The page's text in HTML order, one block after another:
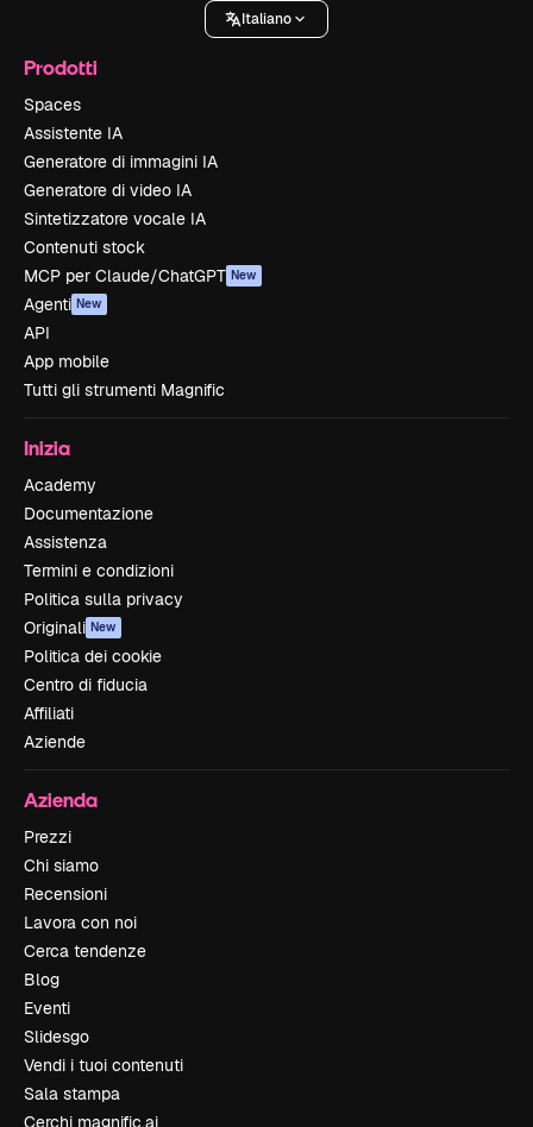
Italiano
Prodotti
Spaces
Assistente IA
Generatore di immagini IA
Generatore di video IA
Sintetizzatore vocale IA
Contenuti stock
MCP per Claude/ChatGPT New
Agenti New
API
App mobile
Tutti gli strumenti Magnific
Inizia
Academy
Documentazione
Assistenza
Termini e condizioni
Politica sulla privacy
Originali New
Politica dei cookie
Centro di fiducia
Affiliati
Aziende
Azienda
Prezzi
Chi siamo
Recensioni
Lavora con noi
Cerca tendenze
Blog
Eventi
Slidesgo
Vendi i tuoi contenuti
Sala stampa
Cerchi magnific.ai